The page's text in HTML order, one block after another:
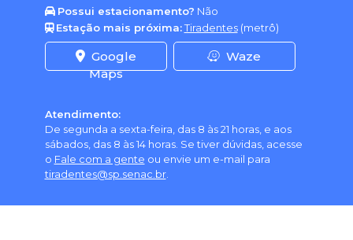
Possui estacionamento? Não
Estação mais próxima:Tiradentes(metrô)
Google
Maps
Waze
Atendimento:
De segunda a sexta-feira, das 8 às 21 horas, e aos
sábados, das 8 às 14 horas. Se tiver dúvidas, acesse
o Fale com a gente ou envie um e-mail para
tiradentes@sp.senac.br.